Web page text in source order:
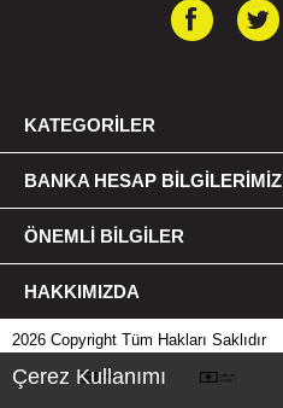
Çerez Kullanımı
KATEGORILER
BANKA HESAP BILGILERIMIZ
ÖNEMLI BILGILER
HAKKIMIZDA
2026 Copyright Tüm Hakları Saklıdır